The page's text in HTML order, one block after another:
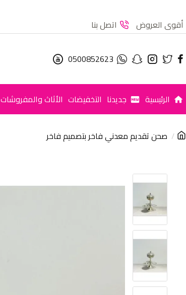
أقوى العروض اتصل بنا
0500852623
الرئيسية جديدنا التخفيضات الأثاث والمفروشات
صحن تقديم معدني فاخر بتصميم فاخر